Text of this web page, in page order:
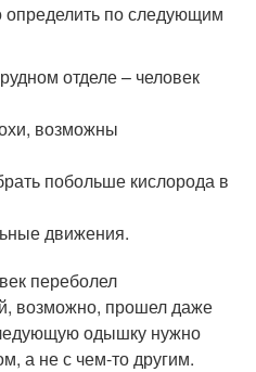
определить по следующим
отделе – человек
возможны
побольше кислорода в
движения.
переболел
возможно, прошел даже
одышку нужно
а не с чем-то другим.